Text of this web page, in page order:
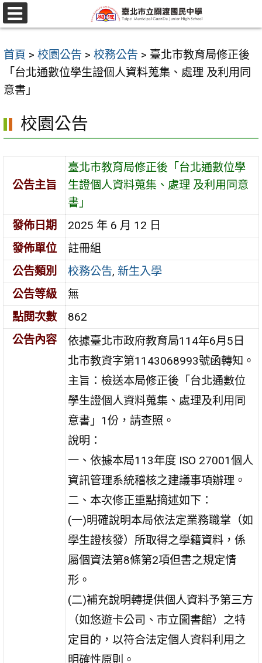
跳
至
要
容
選
單
首頁 > 校園公告 > 校務公告 > 臺北市教育局修正後
「台北通數位學生證個人資料蒐集、處理 及利用同
意書」
校園公告
公告主旨
臺北市教育局修正後「台北通數位學
生證個人資料蒐集、處理 及利用同意
書」
發佈日期
2025 年 6 月 12 日
發佈單位
註冊組
公告類別
校務公告,新生入學
公告等級
無
點閱次數
862
公告內容
依據臺北市政府教育局114年6月5日
北市教資字第1143068993號函轉知。
主旨：檢送本局修正後「台北通數位
學生證個人資料蒐集、處理及利用同
意書」1份，請查照。
說明：
一、依據本局113年度 ISO 27001個人
資訊管理系統稽核之建議事項辦理。
二、本次修正重點摘述如下：
(一)明確說明本局依法定業務職掌（如
學生證核發）所取得之學籍資料，係
屬個資法第8條第2項但書之規定情
形。
(二)補充說明轉提供個人資料予第三方
（如悠遊卡公司、市立圖書館）之特
定目的，以符合法定個人資料利用之
明確性原則。